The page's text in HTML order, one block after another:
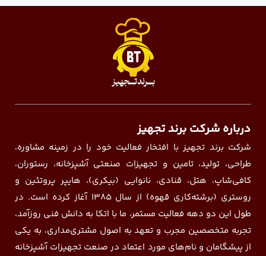
درباره شرکت برند تجهیز
شرکت برند تجهیز با افتخار فعالیت خود را در زمینه مشاوره،
طراحی، تولید، تامین و تجهیزات صنعتی آشپزخانه، رستوران،
کافی‌شاپ، هتل، قنادی، نانوایی (بیکری)، هایپر پروتئین و
روستری (برشته‌کاری قهوه) از سال ۱۳۸۵ آغاز کرده است. در
طول این دو دهه فعالیت مستمر، ما با اتکا به دانش فنی روزآمد،
تجربه متخصصین مجرب و تعهد به اصول مشتری‌مداری، به یکی
از پیشگامان و نام‌های مورد اعتماد در صنعت تجهیزات آشپزخانه